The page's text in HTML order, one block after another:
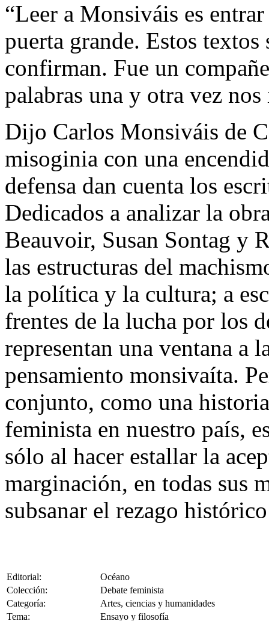
“Leer a Monsiváis es
puerta grande. Estos
confirman. Fue un
palabras una y otra vez
Dijo Carlos Monsiváis de
misoginia con una
defensa dan cuenta los
Dedicados a analizar la
Beauvoir, Susan Sontag y
las estructuras del
la política y la cultura; a
frentes de la lucha por los
representan una ventana a
pensamiento monsivaíta.
conjunto, como una
feminista en nuestro país,
sólo al hacer estallar la
marginación, en todas sus
subsanar el rezago
Editorial:
Océano
Colección:
Debate feminista
Categoría:
Artes, ciencias y humanidades
Tema:
Ensayo y filosofía